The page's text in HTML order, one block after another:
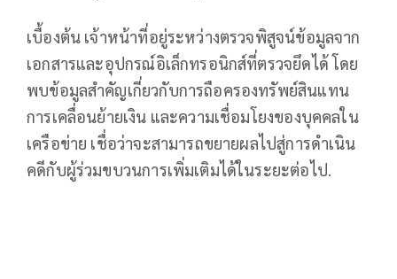
เบื้องต้น เจ้าหน้าที่อยู่ระหว่างตรวจพิสูจน์ข้อมูลจาก
เอกสารและอุปกรณ์อิเล็กทรอนิกส์ที่ตรวจยึดได้ โดย
พบข้อมูลสำคัญเกี่ยวกับการถือครองทรัพย์สินแทน
การเคลื่อนย้ายเงิน และความเชื่อมโยงของบุคคลใน
เครือข่าย เชื่อว่าจะสามารถขยายผลไปสู่การดำเนิน
คดีกับผู้ร่วมขบวนการเพิ่มเติมได้ในระยะต่อไป.